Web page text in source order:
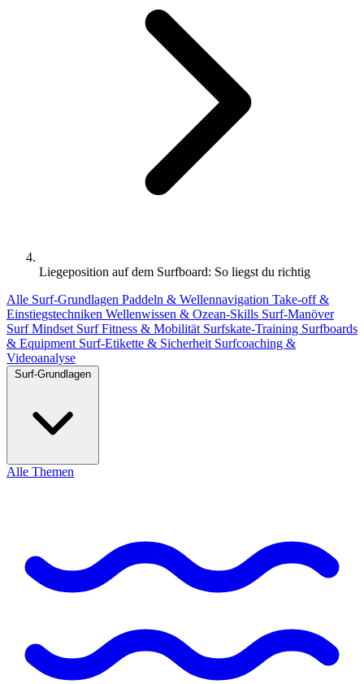
Liegeposition auf dem Surfboard: So liegst du richtig
Alle Surf-Grundlagen Paddeln & Wellennavigation Take-off &
Einstiegstechniken Wellenwissen & Ozean-Skills Surf-Manöver
Surf Mindset Surf Fitness & Mobilität Surfskate-Training Surfboards
& Equipment Surf-Etikette & Sicherheit Surfcoaching &
Videoanalyse
Surf-Grundlagen
Alle Themen